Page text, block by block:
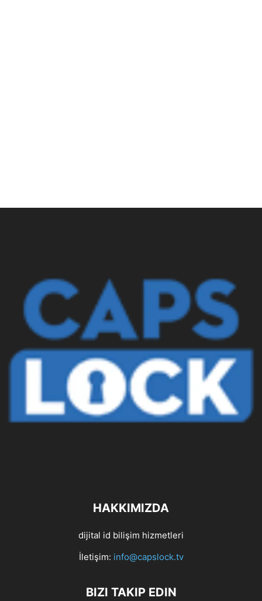
HAKKIMIZDA
dijital id bilişim hizmetleri
İletişim: info@capslock.tv
BIZI TAKIP EDIN